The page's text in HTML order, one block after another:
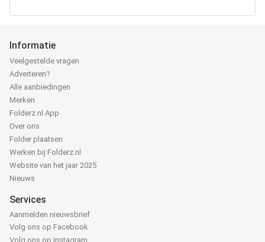
Informatie
Veelgestelde vragen
Adverteren?
Alle aanbiedingen
Merken
Folderz.nl App
Over ons
Folder plaatsen
Werken bij Folderz.nl
Website van het jaar 2025
Nieuws
Services
Aanmelden nieuwsbrief
Volg ons op Facebook
Volg ons op Instagram